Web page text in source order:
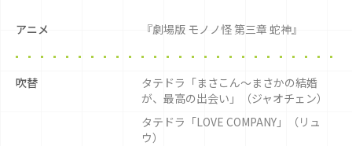
アニメ 『劇場版 モノノ怪 第三章 蛇神』
吹替
タテドラ「まさこん〜まさかの結婚
が、最高の出会い」（ジャオチェン）
タテドラ「LOVE COMPANY」（リュ
ウ）